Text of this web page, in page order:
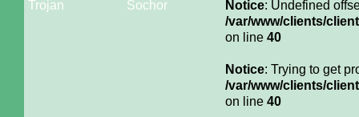
Trojan
Sochor
Notice: Undefined
/var/www/clients/
on line 40
Notice: Trying to get
/var/www/clients/
on line 40